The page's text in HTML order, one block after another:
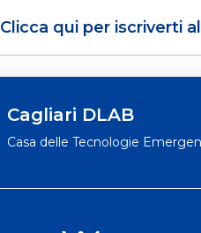
Clicca qui per iscriverti
Cagliari DLAB
Casa delle Tecnologie